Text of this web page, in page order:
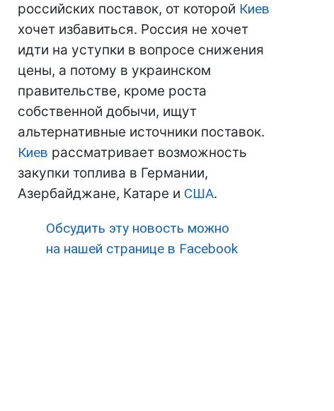
российских поставок, от которой Киев
хочет избавиться. Россия не хочет
идти на уступки в вопросе снижения
цены, а потому в украинском
правительстве, кроме роста
собственной добычи, ищут
альтернативные источники поставок.
Киев рассматривает возможность
закупки топлива в Германии,
Азербайджане, Катаре и США.
Обсудить эту новость можно
на нашей странице в Facebook